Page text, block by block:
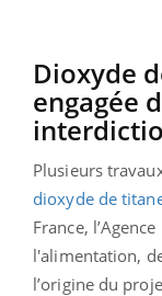
Dioxyde
engagée
Plusieurs
dioxyde de
France,
l'alimentation,
l’origine du